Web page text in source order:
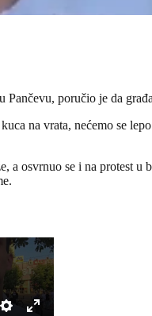
poručio je da
na vrata, nećemo se
osvrnuo se i na protest